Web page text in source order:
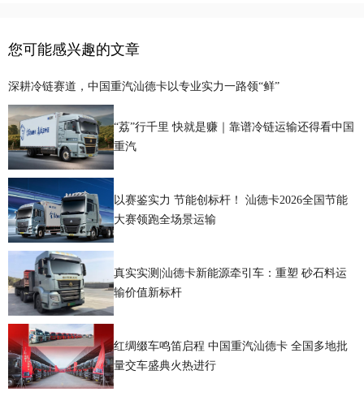
您可能感兴趣的文章
深耕冷链赛道，中国重汽汕德卡以专业实力一路领“鲜”
“荔”行千里 快就是赚｜靠谱冷链运输还得看中国
重汽
以赛鉴实力 节能创标杆！ 汕德卡2026全国节能
大赛领跑全场景运输
真实实测|汕德卡新能源牵引车：重塑 砂石料运
输价值新标杆
红绸缀车鸣笛启程 中国重汽汕德卡 全国多地批
量交车盛典火热进行